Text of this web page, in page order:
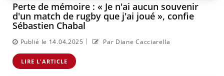
Perte de mémoire : « Je n'ai aucun souvenir
d'un match de rugby que j'ai joué », confie
Sébastien Chabal
Publié le 14.04.2025 | Par Diane Cacciarella
LIRE L'ARTICLE